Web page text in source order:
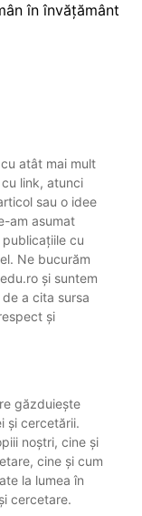
în învățământ
atât mai mult
link, atunci
sau o idee
am asumat
cu
Ne bucurăm
și suntem
a cita sursa
și
găzduiește
și cercetării.
noștri, cine și
cine și cum
la lumea în
cercetare.